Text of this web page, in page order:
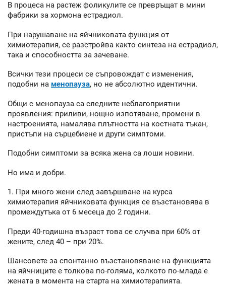
В процеса на растеж фоликулите се превръщат в мини
фабрики за хормона естрадиол.
При нарушаване на яйчниковата функция от
химиотерапия, се разстройва както синтеза на естрадиол,
така и способността за зачеване.
Всички тези процеси се съпровождат с изменения,
подобни на менопауза, но не абсолютно идентични.
Общи с менопауза са следните неблагоприятни
проявления: приливи, нощно изпотяване, промени в
настроенията, намалява плътността на костната тъкан,
пристъпи на сърцебиене и други симптоми.
Подобни симптоми за всяка жена са лоши новини.
Но има и добри.
1. При много жени след завършване на курса
химиотерапия яйчниковата функция се възстановява в
промеждутъка от 6 месеца до 2 години.
Преди 40-годишна възраст това се случва при 60% от
жените, след 40 – при 20%.
Шансовете за спонтанно възстановяване на функцията
на яйчниците е толкова по-голяма, колкото по-млада е
жената в момента на старта на химиотерапията.